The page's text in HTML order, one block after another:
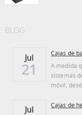
BLOG
Jul
21
A medida
sistemas
móvil,
Jul